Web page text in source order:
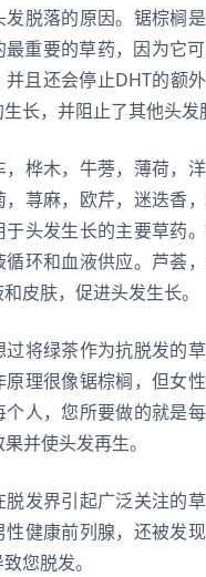
发脱落的原因。锯棕榈
最重要的草药，因为它
并且还会停止DHT的额
长，并阻止了其他头发
桦木，牛蒡，薄荷，洋
荨麻，欧芹，迷迭香
头发生长的主要草药
环和血液供应。芦荟
皮肤，促进头发生长。
将绿茶作为抗脱发的
原理很像锯棕榈，但女
个人，您所要做的就是
并使头发再生。
发界引起广泛关注的
性健康前列腺，还被发
您脱发。